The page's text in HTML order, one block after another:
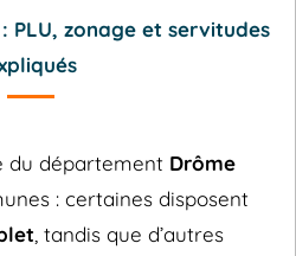
PLU, zonage et servitudes
du département Drôme
: certaines disposent
, tandis que d’autres